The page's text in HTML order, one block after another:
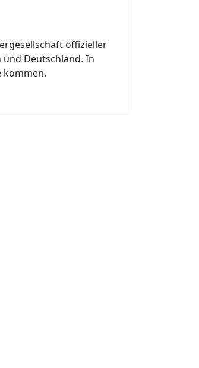
offizieller
Deutschland. In
kommen.